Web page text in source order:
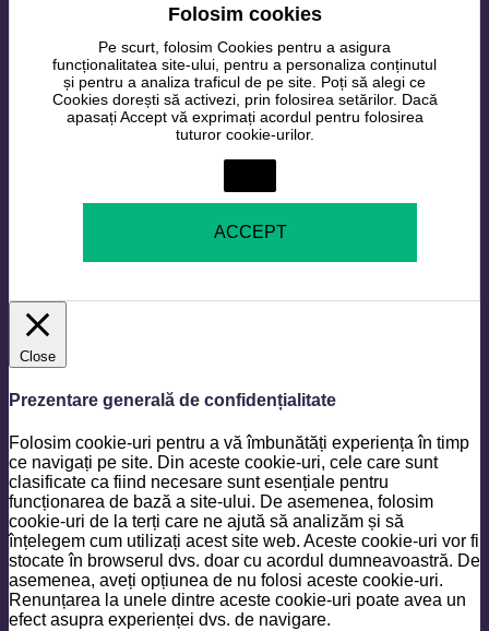
Folosim cookies
Pe scurt, folosim Cookies pentru a asigura
funcționalitatea site-ului, pentru a personaliza conținutul
și pentru a analiza traficul de pe site. Poți să alegi ce
Cookies dorești să activezi, prin folosirea setărilor. Dacă
apasați Accept vă exprimați acordul pentru folosirea
tuturor cookie-urilor.
ACCEPT
Close
Prezentare generală de confidențialitate
Folosim cookie-uri pentru a vă îmbunătăți experiența în timp
ce navigați pe site. Din aceste cookie-uri, cele care sunt
clasificate ca fiind necesare sunt esențiale pentru
funcționarea de bază a site-ului. De asemenea, folosim
cookie-uri de la terți care ne ajută să analizăm și să
înțelegem cum utilizați acest site web. Aceste cookie-uri vor fi
stocate în browserul dvs. doar cu acordul dumneavoastră. De
asemenea, aveți opțiunea de nu folosi aceste cookie-uri.
Renunțarea la unele dintre aceste cookie-uri poate avea un
efect asupra experienței dvs. de navigare.